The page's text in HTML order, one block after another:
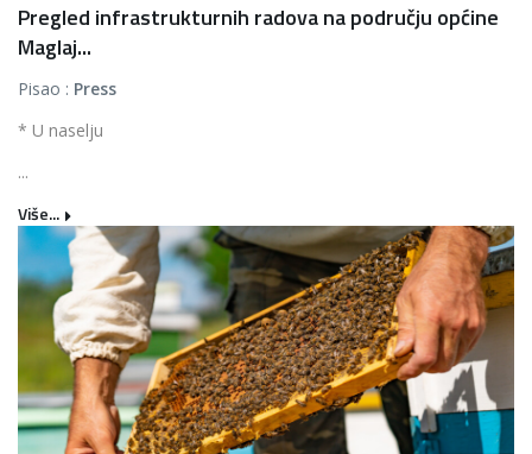
Pregled infrastrukturnih radova na području općine
Maglaj...
Pisao : Press
* U naselju
...
Više...